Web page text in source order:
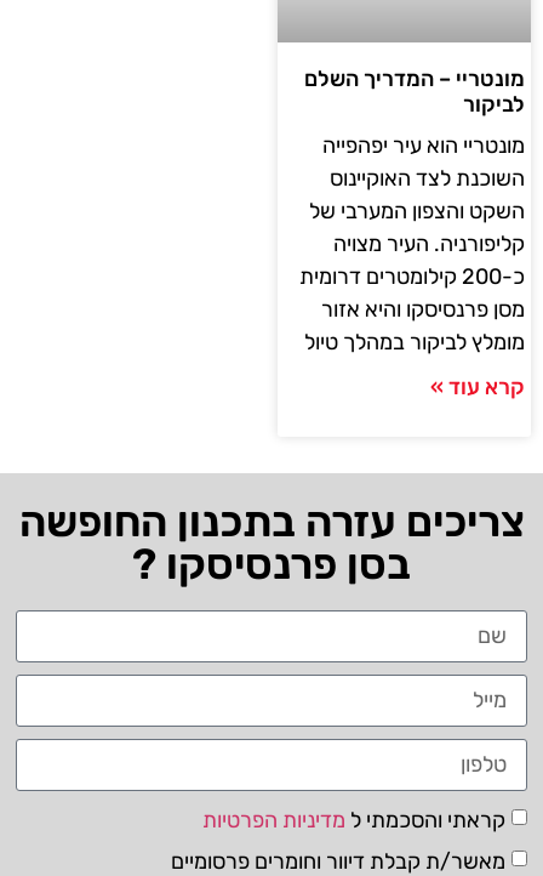
מונטריי – המדריך השלם
לביקור
מונטריי הוא עיר יפהפייה
השוכנת לצד האוקיינוס
השקט והצפון המערבי של
קליפורניה. העיר מצויה
כ-200 קילומטרים דרומית
מסן פרנסיסקו והיא אזור
מומלץ לביקור במהלך טיול
קרא עוד »
צריכים עזרה בתכנון החופשה
בסן פרנסיסקו ?
קראתי והסכמתי ל מדיניות הפרטיות
מאשר/ת קבלת דיוור וחומרים פרסומיים